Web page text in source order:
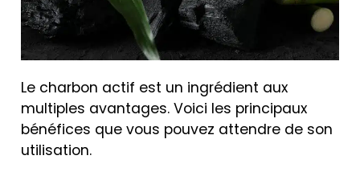
Le charbon actif est un ingrédient aux
multiples avantages. Voici les principaux
bénéfices que vous pouvez attendre de son
utilisation.